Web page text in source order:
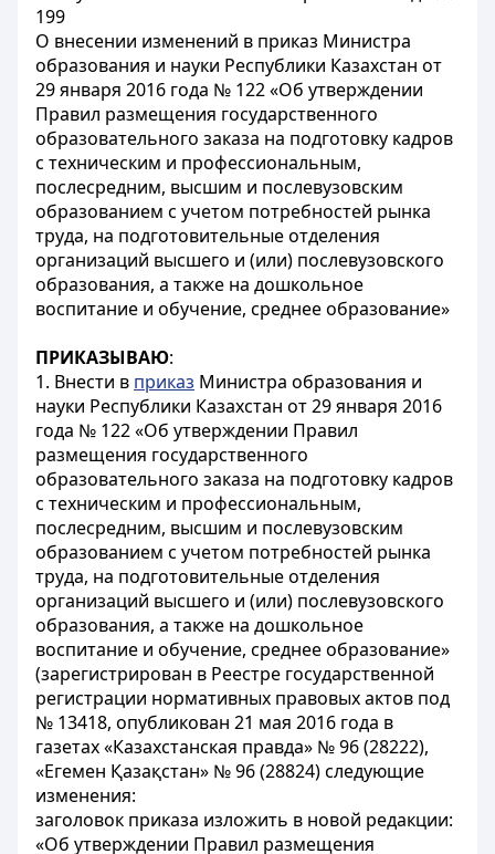
199
О внесении изменений в приказ Министра
образования и науки Республики Казахстан от
29 января 2016 года № 122 «Об утверждении
Правил размещения государственного
образовательного заказа на подготовку кадров
с техническим и профессиональным,
послесредним, высшим и послевузовским
образованием с учетом потребностей рынка
труда, на подготовительные отделения
организаций высшего и (или) послевузовского
образования, а также на дошкольное
воспитание и обучение, среднее образование»
ПРИКАЗЫВАЮ:
1. Внести в приказ Министра образования и
науки Республики Казахстан от 29 января 2016
года № 122 «Об утверждении Правил
размещения государственного
образовательного заказа на подготовку кадров
с техническим и профессиональным,
послесредним, высшим и послевузовским
образованием с учетом потребностей рынка
труда, на подготовительные отделения
организаций высшего и (или) послевузовского
образования, а также на дошкольное
воспитание и обучение, среднее образование»
(зарегистрирован в Реестре государственной
регистрации нормативных правовых актов под
№ 13418, опубликован 21 мая 2016 года в
газетах «Казахстанская правда» № 96 (28222),
«Егемен Қазақстан» № 96 (28824) следующие
изменения:
заголовок приказа изложить в новой редакции:
«Об утверждении Правил размещения